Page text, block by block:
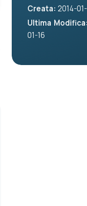
Creata: 2014-
Ultima Modifica:
01-16